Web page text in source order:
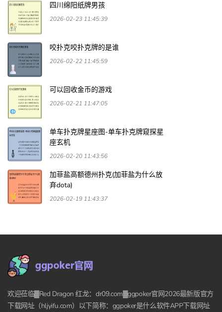
四川绵阳纸牌男孩
2026-02-23 11:45:39
咬扑克咬扑克牌的是谁
2026-02-22 11:45:59
可以回收金币的游戏
2026-02-21 11:47:05
单车扑克牌星座图-单车扑克牌窥探星
座玄机
2026-02-20 11:43:56
加菲盐高额德州扑克(加菲盐为什么放
弃dota)
2026-02-19 11:43:37
欢迎莅临▓Red Dragon 红龙：dr09.com▓ggpoker官网2026最新版官方
下载网址（hljyifu.com）以下简称：ggpoker是什么软件APP下载网址